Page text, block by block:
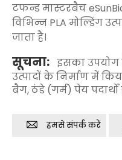
टफन्ड मास्टरबैच
विभिन्न PLA मोल्डिंग
जाता है।
सूचना: इसका उपयोग
उत्पादों के निर्माण में
बैग, ठंडे (गर्म) पेय
हमसे संपर्क करें